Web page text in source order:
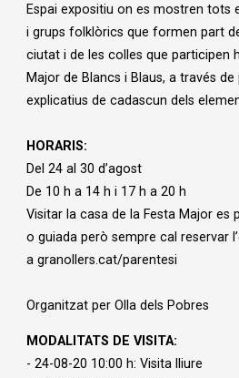
Espai expositiu on es mostren tots
i grups folklòrics que formen part
ciutat i de les colles que participen
Major de Blancs i Blaus, a través
explicatius de cadascun dels
HORARIS:
Del 24 al 30 d’agost
De 10 h a 14 h i 17 h a 20 h
Visitar la casa de la Festa Major es
o guiada però sempre cal reservar
a granollers.cat/parentesi
Organitzat per Olla dels Pobres
MODALITATS DE VISITA:
- 24-08-20 10:00 h: Visita lliure